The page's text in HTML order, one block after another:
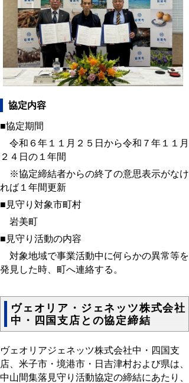
協定内容
■協定期間
令和６年１１月２５日から令和７年１１月
２４日の１年間
※協定締結者からの終了の意思表示がなけ
れば１年間更新
■見守り対象市町村
岩美町
■見守り活動の内容
対象地域で事業活動中に何らかの異常等を
発見した時、町へ連絡する。
ヴェオリア・ジェネッツ株式会社
中・四国支店との協定締結
ヴェオリアジェネッツ株式会社中・四国支
店、米子市・境港市・日吉津村および県は、
中山間集落見守り活動協定の締結にあたり、